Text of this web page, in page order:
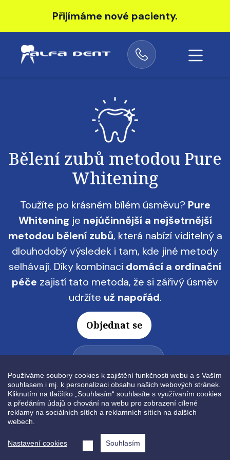
Přijímáme nové pacienty.
Obrázek
Bělení zubů metodou Pure
Whitening
Toužíte po krásném bílém úsměvu? Pure
Whitening je nejúčinnější a nejšetrnější
metodou bělení zubů, která nabízí viditelný a
dlouhodobý výsledek i tam, kde jiné metody
selhávají. Díky kombinaci domácí a ordinační
péče zajistí tato metoda, že si zářivý úsměv
udržíte už napořád.
Objednat se
+420 774 444 902
Obrázek
Používáme soubory cookies k zajištění funkčnosti webu a s Vaším
souhlasem i mj. k personalizaci obsahu našich webových stránek.
Kliknutím na tlačítko „Souhlasím“ souhlasíte s využívaním cookies
a předáním údajů o chování na webu pro zobrazení cílené
reklamy na sociálních sítích a reklamních sítích na dalších
webech.
Nastavení cookies Souhlasím